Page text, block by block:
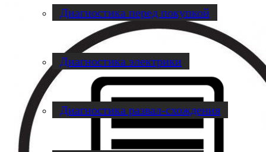
Диагностика перед покупкой
Диагностика электрики
Диагностика развал-схождения